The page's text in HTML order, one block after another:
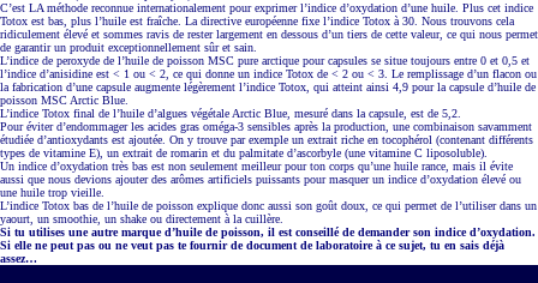
C’est LA méthode reconnue internationalement pour exprimer l’indice d’oxydation d’une huile. Plus cet indice
Totox est bas, plus l’huile est fraîche. La directive européenne fixe l’indice Totox à 30. Nous trouvons cela
ridiculement élevé et sommes ravis de rester largement en dessous d’un tiers de cette valeur, ce qui nous permet
de garantir un produit exceptionnellement sûr et sain.
L’indice de peroxyde de l’huile de poisson MSC pure arctique pour capsules se situe toujours entre 0 et 0,5 et
l’indice d’anisidine est < 1 ou < 2, ce qui donne un indice Totox de < 2 ou < 3. Le remplissage d’un flacon ou
la fabrication d’une capsule augmente légèrement l’indice Totox, qui atteint ainsi 4,9 pour la capsule d’huile de
poisson MSC Arctic Blue.
L’indice Totox final de l’huile d’algues végétale Arctic Blue, mesuré dans la capsule, est de 5,2.
Pour éviter d’endommager les acides gras oméga-3 sensibles après la production, une combinaison savamment
étudiée d’antioxydants est ajoutée. On y trouve par exemple un extrait riche en tocophérol (contenant différents
types de vitamine E), un extrait de romarin et du palmitate d’ascorbyle (une vitamine C liposoluble).
Un indice d’oxydation très bas est non seulement meilleur pour ton corps qu’une huile rance, mais il évite
aussi que nous devions ajouter des arômes artificiels puissants pour masquer un indice d’oxydation élevé ou
une huile trop vieille.
L’indice Totox bas de l’huile de poisson explique donc aussi son goût doux, ce qui permet de l’utiliser dans un
yaourt, un smoothie, un shake ou directement à la cuillère.
Si tu utilises une autre marque d’huile de poisson, il est conseillé de demander son indice d’oxydation.
Si elle ne peut pas ou ne veut pas te fournir de document de laboratoire à ce sujet, tu en sais déjà
assez…